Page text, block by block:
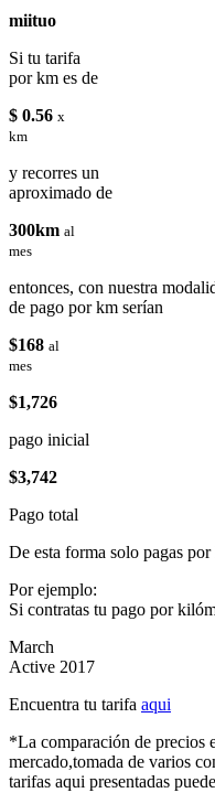
miituo
Si tu tarifa
por km es de
$ 0.56 x
km
y recorres un
aproximado de
300km al
mes
entonces, con nuestra
de pago por km serían
$168 al
mes
$1,726
pago inicial
$3,742
Pago total
De esta forma solo pagas
Por ejemplo:
Si contratas tu pago por
March
Active 2017
Encuentra tu tarifa aqui
*La comparación de precios
mercado,tomada de varios
tarifas aqui presentadas